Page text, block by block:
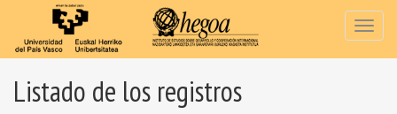
Listado de los registros